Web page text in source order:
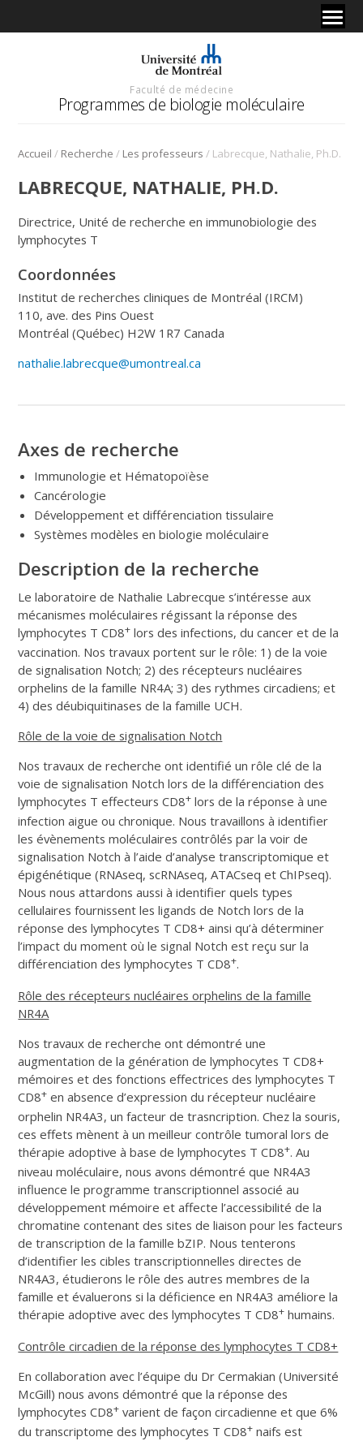
Faculté de médecine
Programmes de biologie moléculaire
Accueil / Recherche / Les professeurs / Labrecque, Nathalie, Ph.D.
LABRECQUE, NATHALIE, PH.D.
Directrice, Unité de recherche en immunobiologie des
lymphocytes T
Coordonnées
Institut de recherches cliniques de Montréal (IRCM)
110, ave. des Pins Ouest
Montréal (Québec) H2W 1R7 Canada
nathalie.labrecque@umontreal.ca
Axes de recherche
Immunologie et Hématopoïèse
Cancérologie
Développement et différenciation tissulaire
Systèmes modèles en biologie moléculaire
Description de la recherche
Le laboratoire de Nathalie Labrecque s’intéresse aux
mécanismes moléculaires régissant la réponse des
lymphocytes T CD8+ lors des infections, du cancer et de la
vaccination. Nos travaux portent sur le rôle: 1) de la voie
de signalisation Notch; 2) des récepteurs nucléaires
orphelins de la famille NR4A; 3) des rythmes circadiens; et
4) des déubiquitinases de la famille UCH.
Rôle de la voie de signalisation Notch
Nos travaux de recherche ont identifié un rôle clé de la
voie de signalisation Notch lors de la différenciation des
lymphocytes T effecteurs CD8+ lors de la réponse à une
infection aigue ou chronique. Nous travaillons à identifier
les évènements moléculaires contrôlés par la voir de
signalisation Notch à l’aide d’analyse transcriptomique et
épigénétique (RNAseq, scRNAseq, ATACseq et ChIPseq).
Nous nous attardons aussi à identifier quels types
cellulaires fournissent les ligands de Notch lors de la
réponse des lymphocytes T CD8+ ainsi qu’à déterminer
l’impact du moment où le signal Notch est reçu sur la
différenciation des lymphocytes T CD8+.
Rôle des récepteurs nucléaires orphelins de la famille
NR4A
Nos travaux de recherche ont démontré une
augmentation de la génération de lymphocytes T CD8+
mémoires et des fonctions effectrices des lymphocytes T
CD8+ en absence d’expression du récepteur nucléaire
orphelin NR4A3, un facteur de trasncription. Chez la souris,
ces effets mènent à un meilleur contrôle tumoral lors de
thérapie adoptive à base de lymphocytes T CD8+. Au
niveau moléculaire, nous avons démontré que NR4A3
influence le programme transcriptionnel associé au
développement mémoire et affecte l’accessibilité de la
chromatine contenant des sites de liaison pour les facteurs
de transcription de la famille bZIP. Nous tenterons
d’identifier les cibles transcriptionnelles directes de
NR4A3, étudierons le rôle des autres membres de la
famille et évaluerons si la déficience en NR4A3 améliore la
thérapie adoptive avec des lymphocytes T CD8+ humains.
Contrôle circadien de la réponse des lymphocytes T CD8+
En collaboration avec l’équipe du Dr Cermakian (Université
McGill) nous avons démontré que la réponse des
lymphocytes CD8+ varient de façon circadienne et que 6%
du transcriptome des lymphocytes T CD8+ naifs est